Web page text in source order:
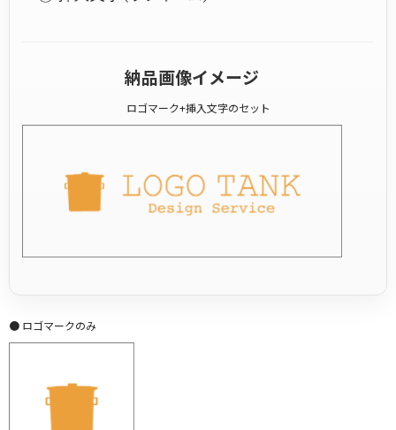
納品画像イメージ
ロゴマーク+挿入文字のセット
● ロゴマークのみ